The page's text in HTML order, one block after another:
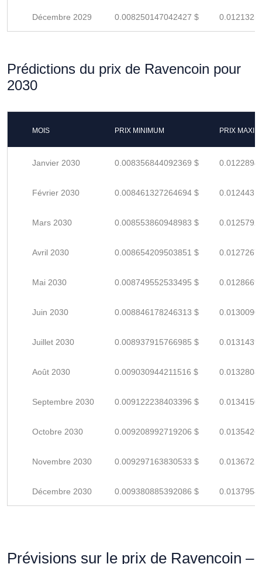
Décembre 2029 0.008250147042427 $
Prédictions du prix de Ravencoin pour
2030
MOIS PRIX MINIMUM PRIX
Janvier 2030 0.008356844092369 $
Février 2030 0.008461327264694 $
Mars 2030 0.008553860948983 $
Avril 2030 0.008654209503851 $
Mai 2030 0.008749552533495 $
Juin 2030 0.008846178246313 $
Juillet 2030 0.008937915766985 $
Août 2030 0.009030944211516 $
Septembre 2030 0.009122238403396 $
Octobre 2030 0.009208992719206 $
Novembre 2030 0.009297163830533 $
Décembre 2030 0.009380885392086 $
Prévisions sur le prix de Ravencoin –